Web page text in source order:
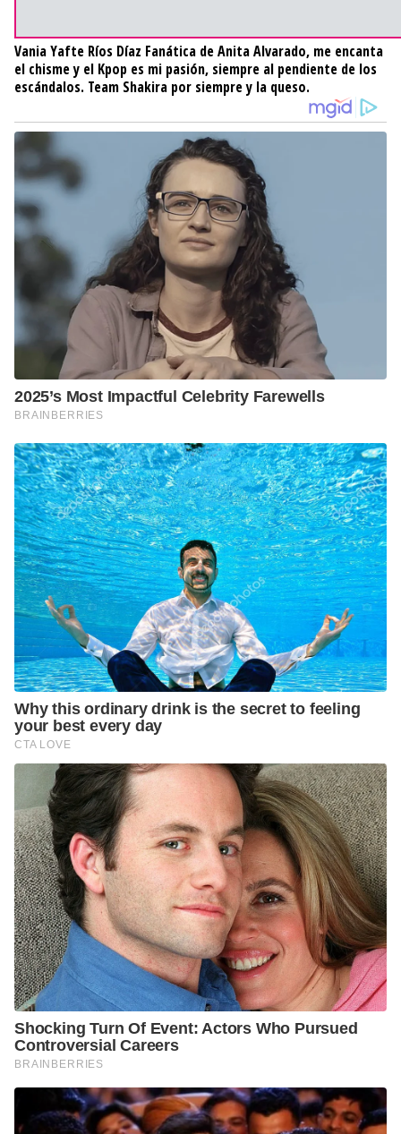
Vania Yafte Ríos Díaz Fanática de Anita Alvarado, me encanta
el chisme y el Kpop es mi pasión, siempre al pendiente de los
escándalos. Team Shakira por siempre y la queso.